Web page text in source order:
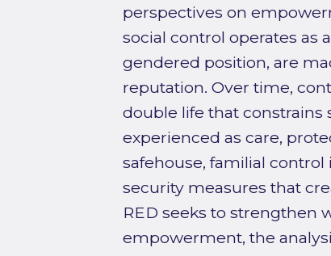
perspectives on
social control operates as
gendered position, are
reputation. Over time,
double life that constrains
experienced as care,
safehouse, familial
security measures that
RED seeks to strengthen
empowerment, the